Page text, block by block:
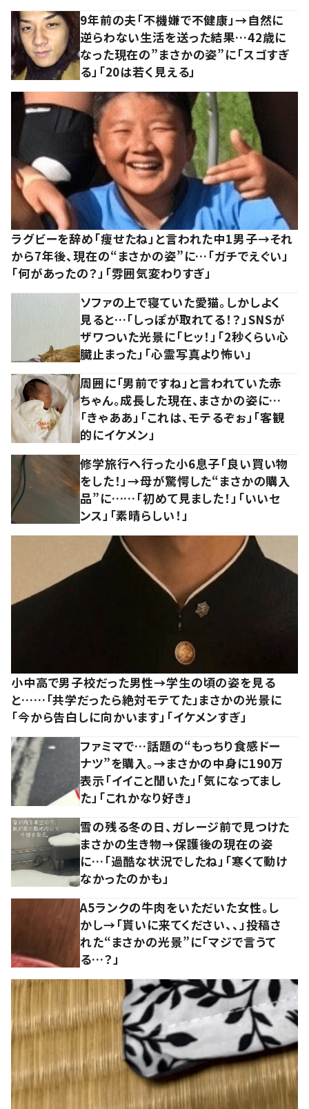
9年前の夫「不機嫌で不健康」→自然に
逆らわない生活を送った結果…42歳に
なった現在の”まさかの姿”に「スゴすぎ
る」「20は若く見える」
ラグビーを辞め「痩せたね」と言われた中1男子→それ
から7年後、現在の“まさかの姿”に…「ガチでえぐい」
「何があったの？」「雰囲気変わりすぎ」
ソファの上で寝ていた愛猫。しかしよく
見ると…「しっぽが取れてる！？」SNSが
ザワついた光景に「ヒッ！」「2秒くらい心
臓止まった」「心霊写真より怖い」
周囲に「男前ですね」と言われていた赤
ちゃん。成長した現在、まさかの姿に…
「きゃああ」「これは、モテるぞぉ」「客観
的にイケメン」
修学旅行へ行った小6息子「良い買い物
をした！」→母が驚愕した“まさかの購入
品”に……「初めて見ました！」「いいセ
ンス」「素晴らしい！」
小中高で男子校だった男性→学生の頃の姿を見る
と……「共学だったら絶対モテてた」まさかの光景に
「今から告白しに向かいます」「イケメンすぎ」
ファミマで…話題の“もっちり食感ドー
ナツ”を購入。→まさかの中身に190万
表示「イイこと聞いた」「気になってまし
た」「これかなり好き」
雪の残る冬の日、ガレージ前で見つけた
まさかの生き物→保護後の現在の姿
に…「過酷な状況でしたね」「寒くて動け
なかったのかも」
A5ランクの牛肉をいただいた女性。し
かし→「貰いに来てください、、」投稿さ
れた“まさかの光景”に「マジで言うて
る…？」